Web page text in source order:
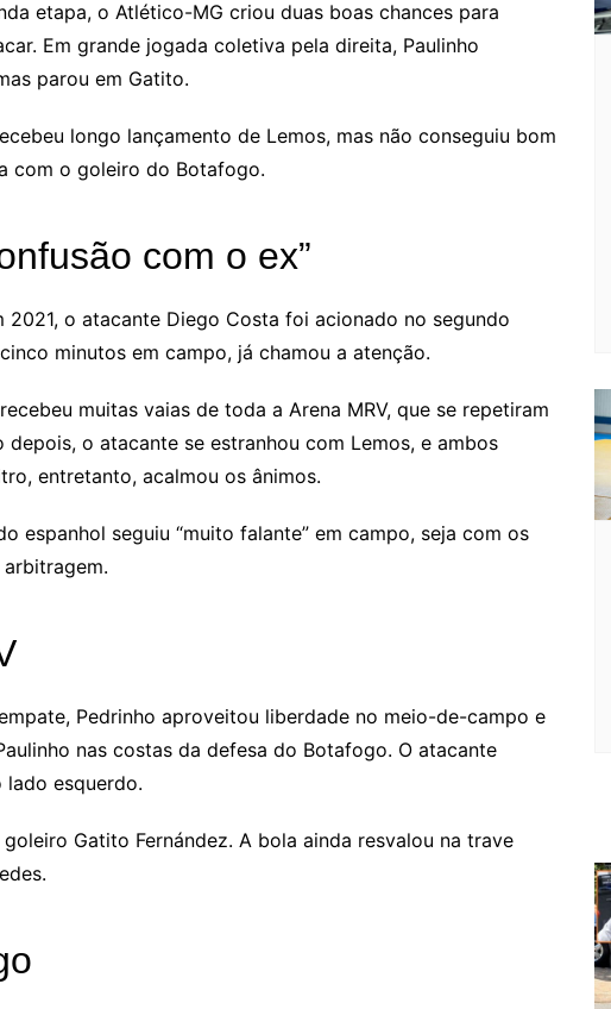
etapa, o Atlético-MG criou duas boas chances para
Em grande jogada coletiva pela direita, Paulinho
parou em Gatito.
longo lançamento de Lemos, mas não conseguiu bom
com o goleiro do Botafogo.
com o ex”
o atacante Diego Costa foi acionado no segundo
minutos em campo, já chamou a atenção.
muitas vaias de toda a Arena MRV, que se repetiram
o atacante se estranhou com Lemos, e ambos
entretanto, acalmou os ânimos.
espanhol seguiu “muito falante” em campo, seja com os
Pedrinho aproveitou liberdade no meio-de-campo e
nas costas da defesa do Botafogo. O atacante
esquerdo.
Gatito Fernández. A bola ainda resvalou na trave